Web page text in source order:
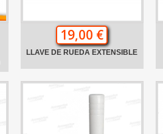
19,00 €
LLAVE DE RUEDA EXTENSIBLE